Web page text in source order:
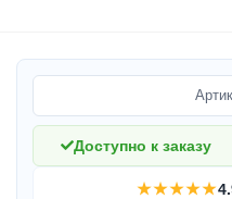
Доступно к заказу
★★★★★